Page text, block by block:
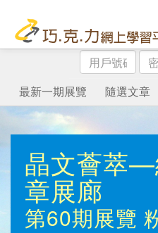
用
戶
號
碼
密
碼
最新一期展覽
隨選文章
晶文薈萃
章展廊
第60期展覽